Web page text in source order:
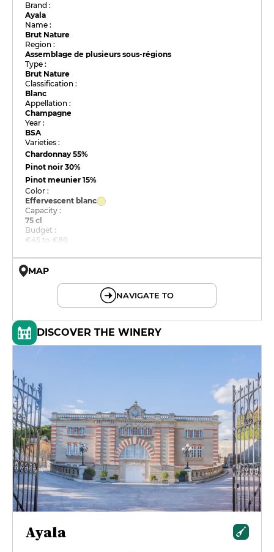
Brand :
Ayala
Name :
Brut Nature
Region :
Assemblage de plusieurs sous-régions
Type :
Brut Nature
Classification :
Blanc
Appellation :
Champagne
Year :
BSA
Varieties :
Chardonnay55%
Pinot noir30%
Pinot meunier15%
Color :
Effervescent blanc
Capacity :
75 cl
Budget :
€45 to €80
MAP
NAVIGATE TO
DISCOVER THE WINERY
Ayala